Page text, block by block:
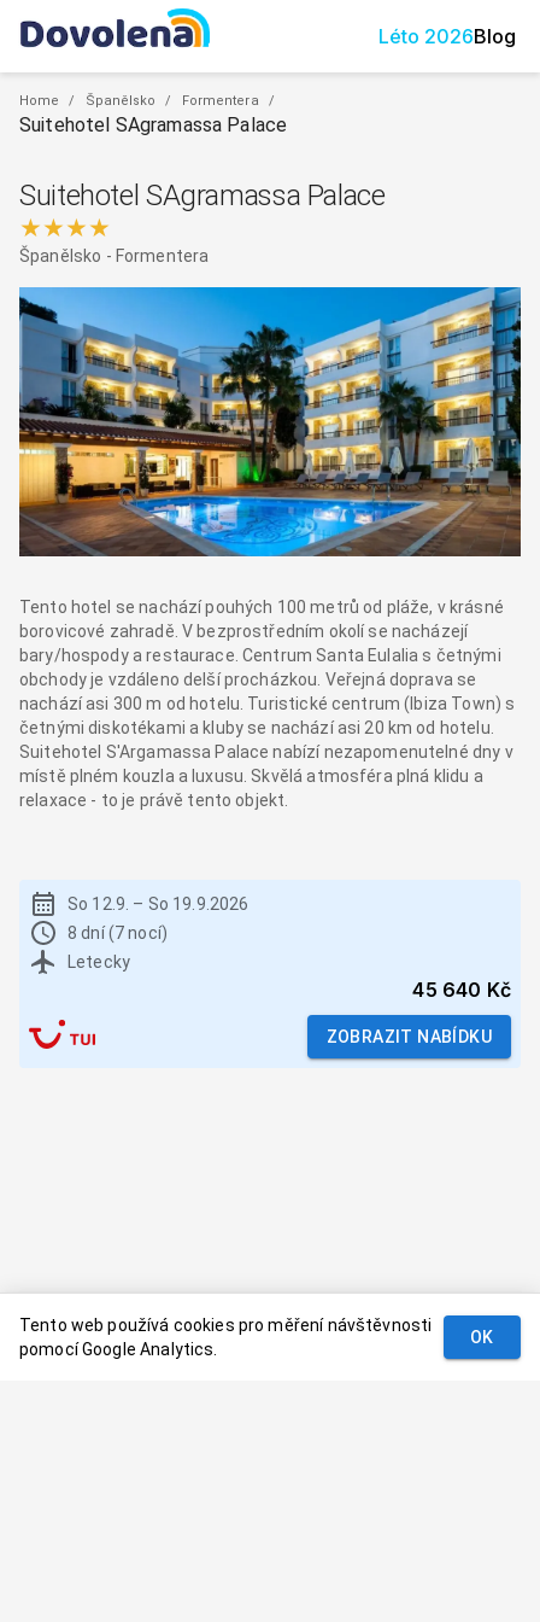
Léto 2026Blog
Home / Španělsko / Formentera /
Suitehotel SAgramassa Palace
Suitehotel SAgramassa Palace
★★★★
Španělsko - Formentera
Tento hotel se nachází pouhých 100 metrů od pláže, v krásné
borovicové zahradě. V bezprostředním okolí se nacházejí
bary/hospody a restaurace. Centrum Santa Eulalia s četnými
obchody je vzdáleno delší procházkou. Veřejná doprava se
nachází asi 300 m od hotelu. Turistické centrum (Ibiza Town) s
četnými diskotékami a kluby se nachází asi 20 km od hotelu.
Suitehotel S'Argamassa Palace nabízí nezapomenutelné dny v
místě plném kouzla a luxusu. Skvělá atmosféra plná klidu a
relaxace - to je právě tento objekt.
So 12.9. – So 19.9.2026
8 dní (7 nocí)
Letecky
45 640 Kč
ZOBRAZIT NABÍDKU
Tento web používá cookies pro měření návštěvnosti
pomocí Google Analytics.
OK